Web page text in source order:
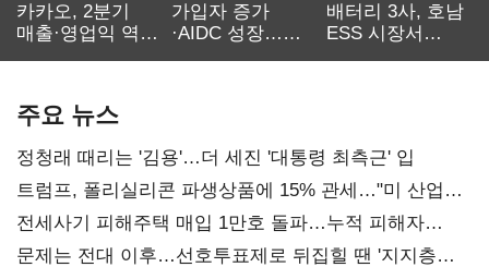
카카오, 2분기
매출·영업익 역대
가입자 증가
·AIDC 성장…
배터리 3사, 호남
ESS 시장서
주요 뉴스
정청래 때리는 '김용'…더 세진 '대통령 최측근' 입
트럼프, 폴리실리콘 파생상품에 15% 관세…"미 산업
재건"
전세사기 피해주택 매입 1만호 돌파…누적 피해자
4만278명
문제는 전대 이후…선호투표제로 뒤집힐 땐 '지지층